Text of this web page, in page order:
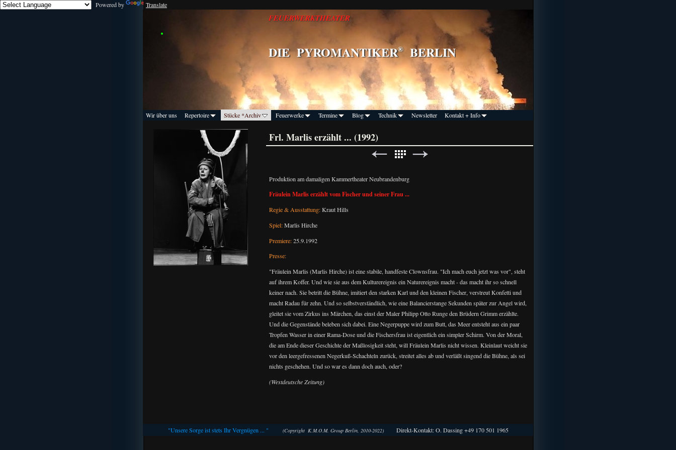
Powered by Translate
DIEPYROMANTIKER®BERLIN
FEUERWERKTHEATER
Wir über uns Repertoire Stücke *Archiv Feuerwerke Termine Blog Technik Newsletter Kontakt + Info
Frl. Marlis erzählt ... (1992)
Produktion am damaligen Kammertheater Neubrandenburg
Fräulein Marlis erzählt vom Fischer und seiner Frau ...
Regie & Ausstattung:Kraut Hills
Spiel:Marlis Hirche
Premiere:25.9.1992
Presse:
"Fräulein Marlis (Marlis Hirche) ist eine stabile, handfeste Clownsfrau. "Ich mach euch jetzt was vor", steht
auf ihrem Koffer. Und wie sie aus dem Kulturereignis ein Naturereignis macht - das macht ihr so schnell
keiner nach. Sie betritt die Bühne, imitiert den starken Karl und den kleinen Fischer, verstreut Konfetti und
macht Radau für zehn. Und so selbstverständlich, wie eine Balancierstange Sekunden später zur Angel wird,
gleitet sie vom Zirkus ins Märchen, das einst der Maler Philipp Otto Runge den Brüdern Grimm erzählte.
Und die Gegenstände beleben sich dabei. Eine Negerpuppe wird zum Butt, das Meer entsteht aus ein paar
Tropfen Wasser in einer Rama-Dose und die Fischersfrau ist eigentlich ein simpler Schirm. Von der Moral,
die am Ende dieser Geschichte der Maßlosigkeit steht, will Fräulein Marlis nicht wissen. Kleinlaut weicht sie
vor den leergefressenen Negerkuß-Schachteln zurück, streitet alles ab und verläßt singend die Bühne, als sei
nichts geschehen. Und so war es dann doch auch, oder?
(Westdeutsche Zeitung)
"Unsere Sorge ist stets Ihr Vergnügen ... " (Copyright K.M.O.M. Group Berlin, 2010-2022)Direkt-Kontakt: O. Dassing +49 170 501 1965